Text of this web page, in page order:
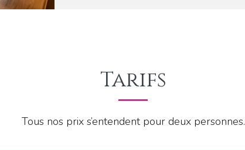
Tarifs
Tous nos prix s’entendent pour deux personnes.